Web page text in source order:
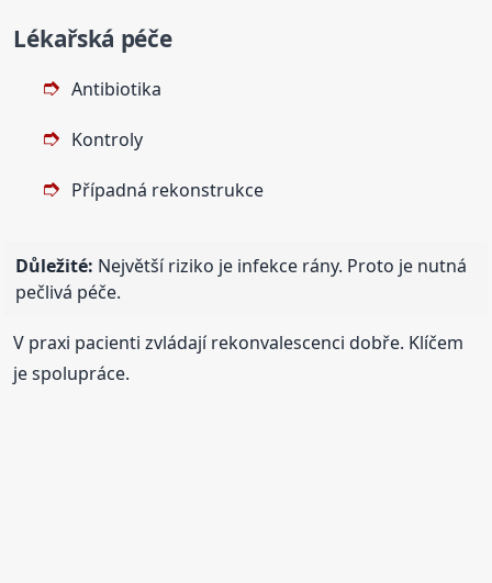
Lékařská péče
Antibiotika
Kontroly
Případná rekonstrukce
Důležité: Největší riziko je infekce rány. Proto je nutná
pečlivá péče.
V praxi pacienti zvládají rekonvalescenci dobře. Klíčem
je spolupráce.